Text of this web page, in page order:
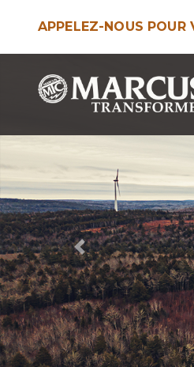
APPELEZ-NOUS POUR
Aller
à
Aller
au
Previous